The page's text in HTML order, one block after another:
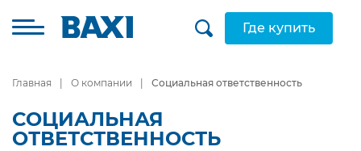
Где купить
Главная О компании Социальная ответственность
СОЦИАЛЬНАЯ
ОТВЕТСТВЕННОСТЬ